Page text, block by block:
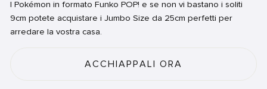
I Pokémon in formato Funko POP! e se non vi bastano i soliti
9cm potete acquistare i Jumbo Size da 25cm perfetti per
arredare la vostra casa.
ACCHIAPPALI ORA